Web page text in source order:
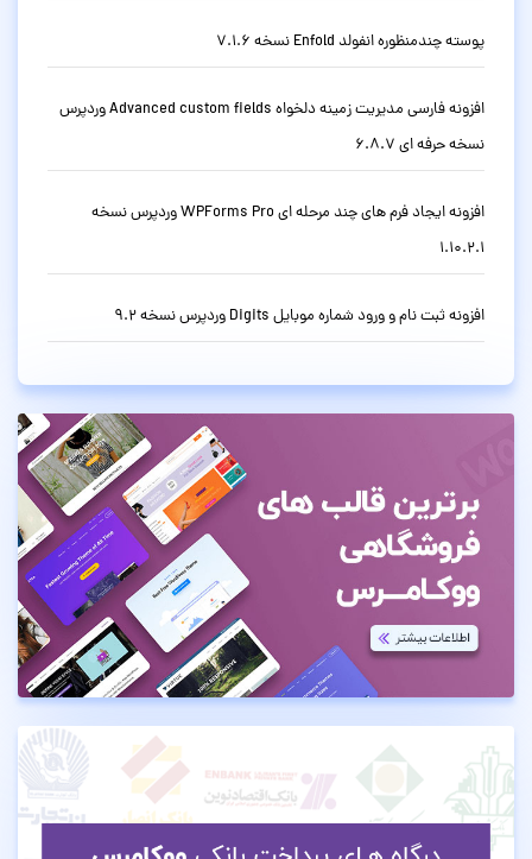
پوسته چندمنظوره انفولد Enfold نسخه 7.1.6
افزونه فارسی مدیریت زمینه دلخواه Advanced custom fields وردپرس
نسخه حرفه ای 6.8.7
افزونه ایجاد فرم های چند مرحله ای WPForms Pro وردپرس نسخه
1.10.2.1
افزونه ثبت نام و ورود شماره موبایل Digits وردپرس نسخه 9.2